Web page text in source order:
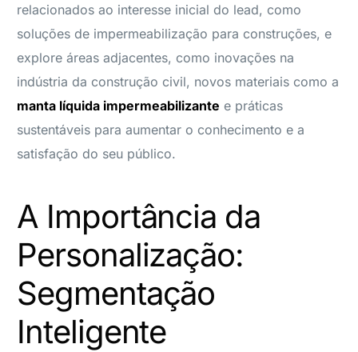
relacionados ao interesse inicial do lead, como
soluções de impermeabilização para construções, e
explore áreas adjacentes, como inovações na
indústria da construção civil, novos materiais como a
manta líquida impermeabilizante e práticas
sustentáveis para aumentar o conhecimento e a
satisfação do seu público.
A Importância da
Personalização:
Segmentação
Inteligente